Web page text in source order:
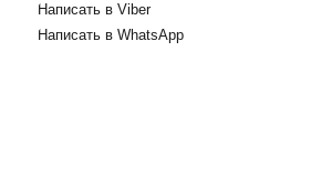
Написать в Viber
Написать в WhatsApp